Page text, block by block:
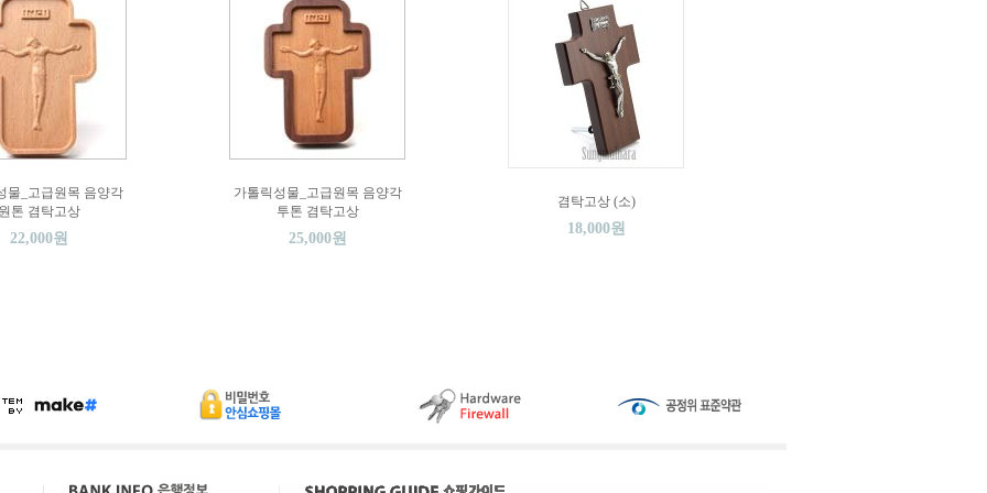
물_고급원목 음양각
톤 겸탁고상
22,000원
가톨릭성물_고급원목 음양각
투톤 겸탁고상
25,000원
겸탁고상 (소)
18,000원